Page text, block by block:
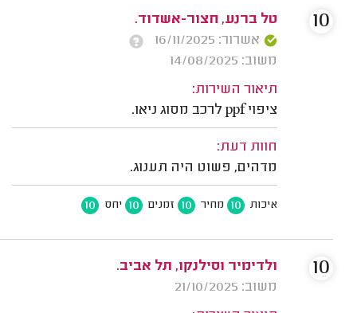
טל ברנע, חצור-אשדוד.
אשרור: 16/11/2025
משוב: 14/08/2025
תיאור השירות:
ציפוי ppf לרכב מסוג ניאו.
חוות דעת:
מדהים, פשוט היה תענוג.
איכות 10 מחיר 10 זמנים 10 יחס 10
10
ולדימיר וסילנקו, תל אביב.
משוב: 21/10/2025
10